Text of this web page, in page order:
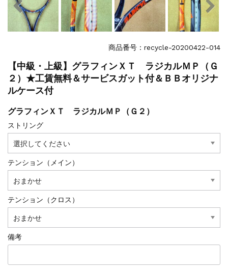
商品番号：recycle-20200422-014
【中級・上級】グラフィンＸＴ ラジカルＭＰ（Ｇ
２）★工賃無料＆サービスガット付＆ＢＢオリジナ
ルケース付
グラフィンＸＴ ラジカルＭＰ（Ｇ２）
ストリング
テンション（メイン）
テンション（クロス）
備考